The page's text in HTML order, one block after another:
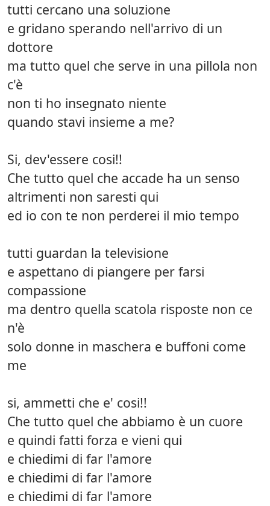
tutti cercano una soluzione
e gridano sperando nell'arrivo di un
dottore
ma tutto quel che serve in una pillola non
c'è
non ti ho insegnato niente
quando stavi insieme a me?
Si, dev'essere cosi!!
Che tutto quel che accade ha un senso
altrimenti non saresti qui
ed io con te non perderei il mio tempo
tutti guardan la televisione
e aspettano di piangere per farsi
compassione
ma dentro quella scatola risposte non ce
n'è
solo donne in maschera e buffoni come
me
si, ammetti che e' cosi!!
Che tutto quel che abbiamo è un cuore
e quindi fatti forza e vieni qui
e chiedimi di far l'amore
e chiedimi di far l'amore
e chiedimi di far l'amore